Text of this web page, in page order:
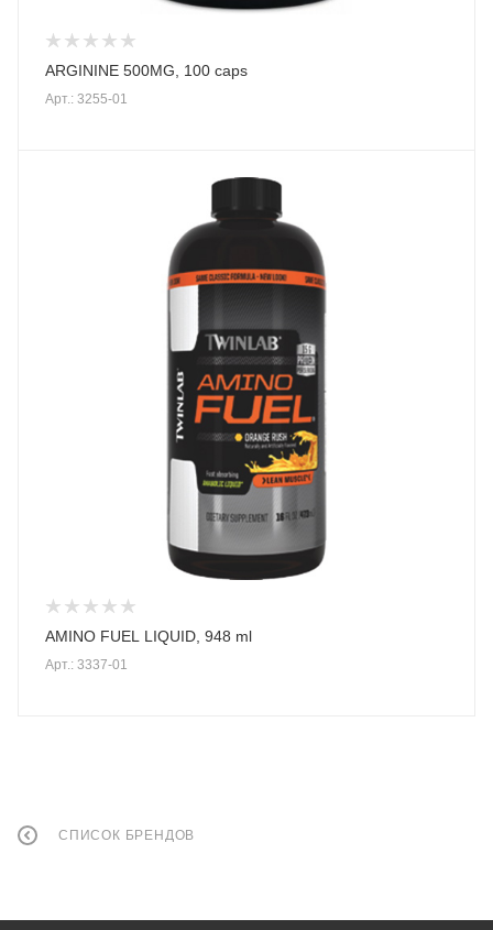
ARGININE 500MG, 100 caps
Арт.: 3255-01
AMINO FUEL LIQUID, 948 ml
Арт.: 3337-01
СПИСОК БРЕНДОВ